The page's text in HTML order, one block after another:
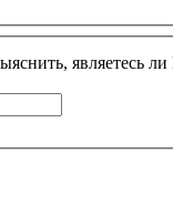
являетесь